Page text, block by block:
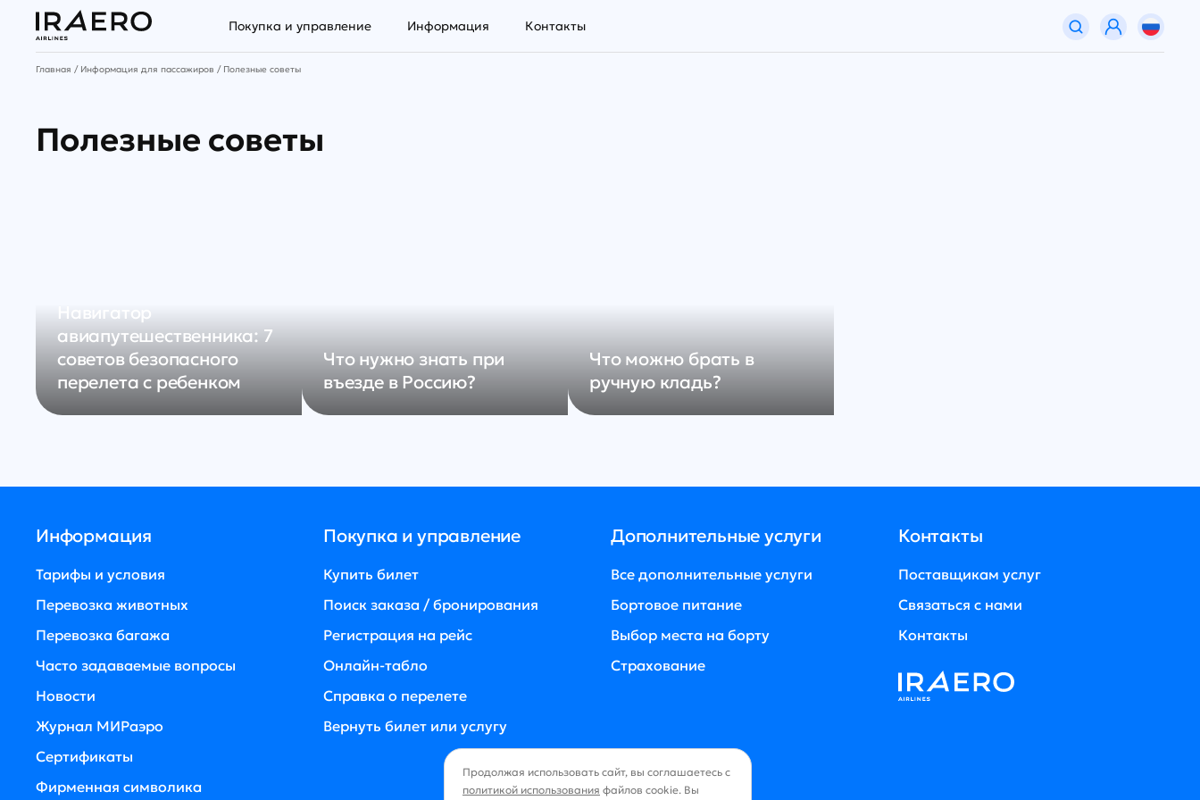
Покупка и управление Информация Контакты
Главная Информация для пассажиров Полезные советы
Полезные советы
Навигатор
авиапутешественника: 7
советов безопасного
перелета с ребенком
Что нужно знать при
въезде в Россию?
Что можно брать в
ручную кладь?
Информация
Тарифы и условия
Перевозка животных
Перевозка багажа
Часто задаваемые вопросы
Новости
Журнал МИРаэро
Сертификаты
Фирменная символика
Покупка и управление
Купить билет
Поиск заказа / бронирования
Регистрация на рейс
Онлайн-табло
Справка о перелете
Вернуть билет или услугу
Дополнительные услуги
Все дополнительные услуги
Бортовое питание
Выбор места на борту
Страхование
Контакты
Поставщикам услуг
Связаться с нами
Контакты
Продолжая использовать сайт, вы соглашаетесь с
политикой использования файлов cookie. Вы